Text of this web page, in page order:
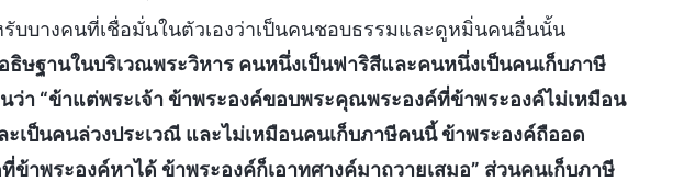
รับบางคนที่เชื่อมั่นในตัวเองว่าเป็นคนชอบธรรมและดูหมิ่นคนอื่นนั้น
ธิษฐานในบริเวณพระวิหาร คนหนึ่งเป็นฟาริสีและคนหนึ่งเป็นคนเก็บภาษี
า “ข้าแต่พระเจ้า ข้าพระองค์ขอบพระคุณพระองค์ที่ข้าพระองค์ไม่เหมือน
เป็นคนล่วงประเวณี และไม่เหมือนคนเก็บภาษีคนนี้ ข้าพระองค์ถืออด
าพระองค์หาได้ ข้าพระองค์ก็เอาทศางค์มาถวายเสมอ” ส่วนคนเก็บภาษี